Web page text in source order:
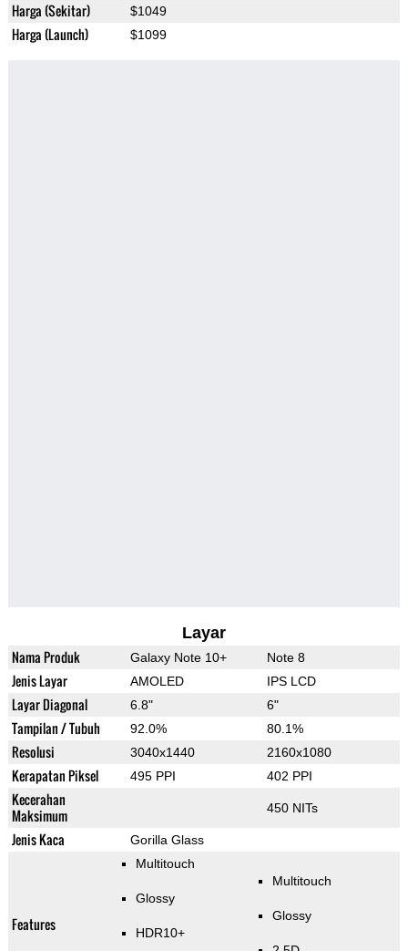
Harga (Sekitar) $1049
Harga (Launch) $1099
Layar
Nama Produk Galaxy Note 10+ Note 8
Jenis Layar AMOLED IPS LCD
Layar Diagonal 6.8" 6"
Tampilan / Tubuh 92.0% 80.1%
Resolusi 3040x1440 2160x1080
Kerapatan Piksel 495 PPI 402 PPI
Kecerahan
Maksimum
450 NITs
Jenis Kaca Gorilla Glass
Features
Multitouch
Glossy
HDR10+
Multitouch
Glossy